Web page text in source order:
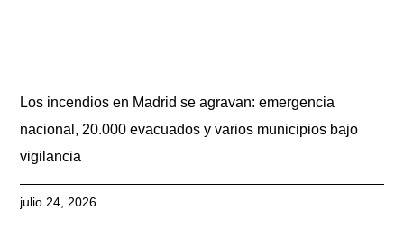
Los incendios en Madrid se agravan: emergencia
nacional, 20.000 evacuados y varios municipios bajo
vigilancia
julio 24, 2026